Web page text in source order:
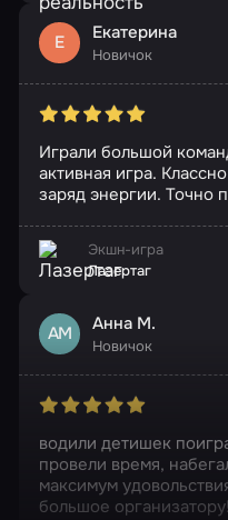
Е Екатерина
Новичок
Играли большой
активная игра.
заряд энергии. Точно
Экшн-игра
Лазертаг
АМ Анна М.
Новичок
водили детишек
провели время,
максимум
большое организатору!